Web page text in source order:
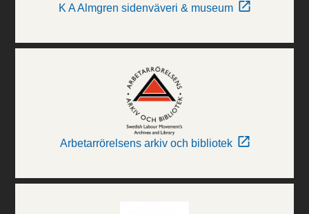
K A Almgren sidenväveri & museum
Arbetarrörelsens arkiv och bibliotek